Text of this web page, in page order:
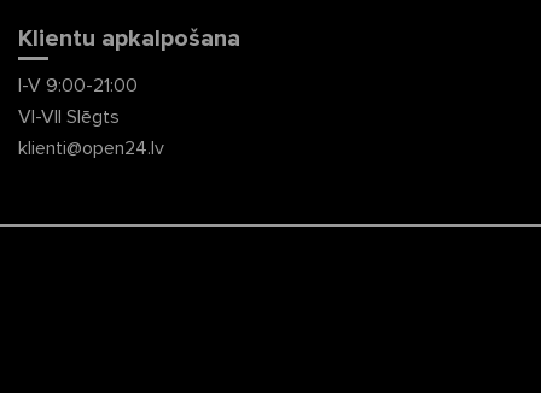
Klientu apkalpošana
I-V 9:00-21:00
VI-VII Slēgts
klienti@open24.lv